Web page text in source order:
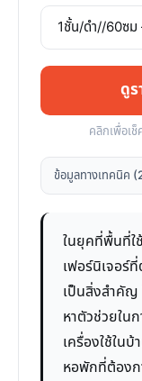
ดู
คลิกเพื่อเ
ข้อมูลทางเทคนิค
ในยุคที่พื้นที่ใ
เฟอร์นิเจอร์
เป็นสิ่งสำคัญ
หาตัวช่วยใน
เครื่องใช้ใน
หอพักที่ต้อง